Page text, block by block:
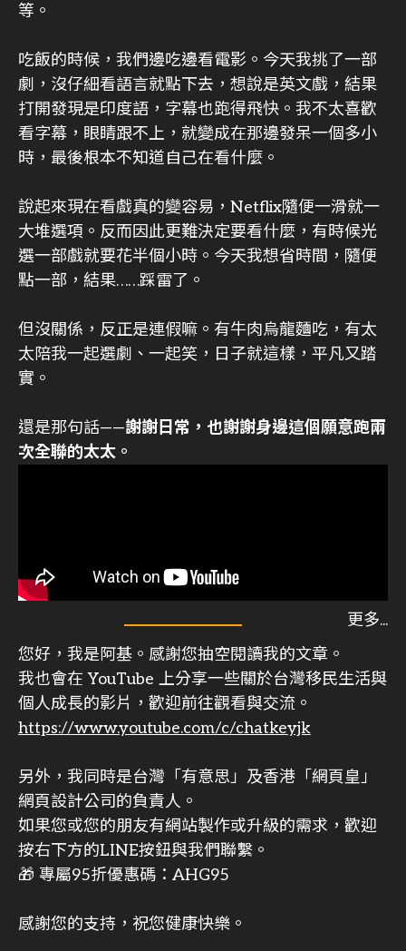
等。
吃飯的時候，我們邊吃邊看電影。今天我挑了一部
劇，沒仔細看語言就點下去，想說是英文戲，結果
打開發現是印度語，字幕也跑得飛快。我不太喜歡
看字幕，眼睛跟不上，就變成在那邊發呆一個多小
時，最後根本不知道自己在看什麼。
說起來現在看戲真的變容易，Netflix隨便一滑就一
大堆選項。反而因此更難決定要看什麼，有時候光
選一部戲就要花半個小時。今天我想省時間，隨便
點一部，結果……踩雷了。
但沒關係，反正是連假嘛。有牛肉烏龍麵吃，有太
太陪我一起選劇、一起笑，日子就這樣，平凡又踏
實。
還是那句話——謝謝日常，也謝謝身邊這個願意跑兩
次全聯的太太。
您好，我是阿基。感謝您抽空閱讀我的文章。
我也會在 YouTube 上分享一些關於台灣移民生活與
個人成長的影片，歡迎前往觀看與交流。
https://www.youtube.com/c/chatkeyjk
另外，我同時是台灣「有意思」及香港「網頁皇」
網頁設計公司的負責人。
如果您或您的朋友有網站製作或升級的需求，歡迎
按右下方的LINE按鈕與我們聯繫。
🎁 專屬95折優惠碼：AHG95
感謝您的支持，祝您健康快樂。